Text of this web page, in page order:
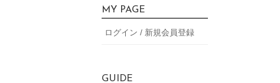
MY PAGE
ログイン / 新規会員登録
GUIDE